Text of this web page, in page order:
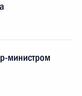
министром